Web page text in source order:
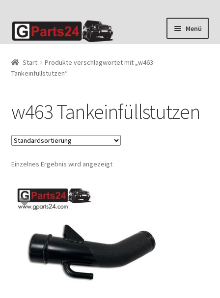
Zur
Navigation
Zum
Inhalt
Menü
Start
Produkte verschlagwortet mit „w463
Tankeinfüllstutzen“
w463 Tankeinfüllstutzen
Einzelnes Ergebnis wird angezeigt